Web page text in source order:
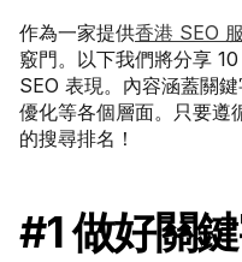
作為一家提供香港 SEO
竅門。以下我們將分享
SEO 表現。內容涵蓋關
優化等各個層面。只要遵
的搜尋排名！
#1 做好關